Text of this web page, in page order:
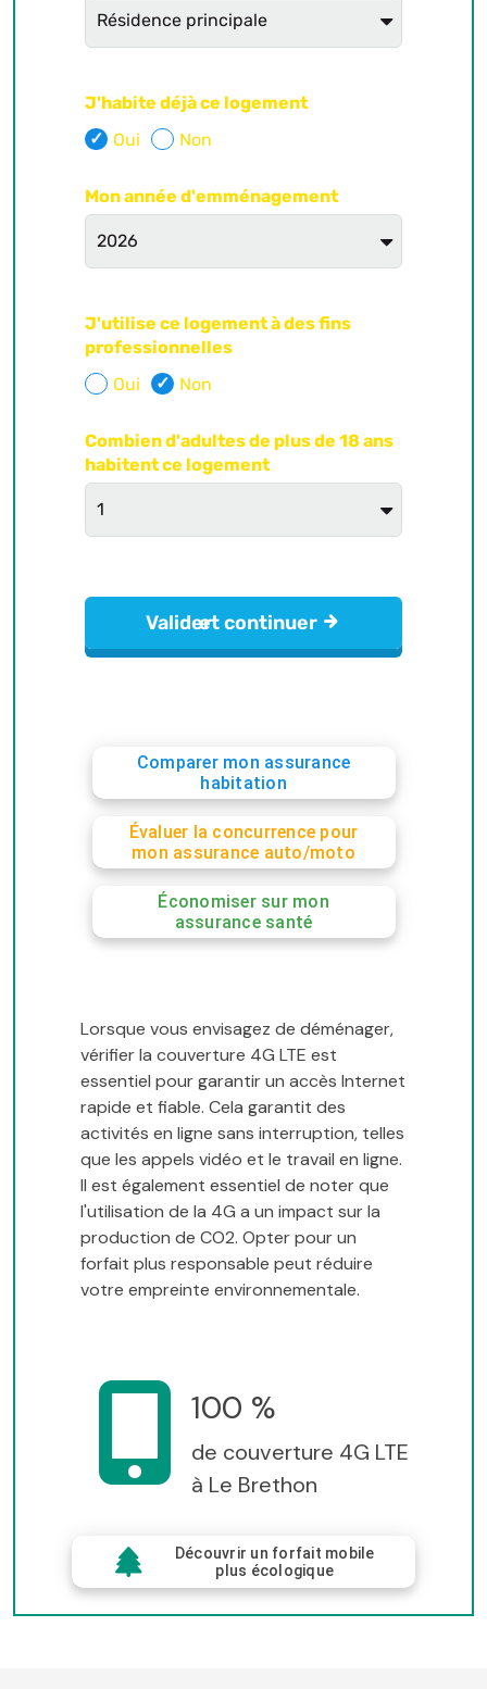
Comparer mon assurance
habitation
Évaluer la concurrence pour
mon assurance auto/moto
Économiser sur mon
assurance santé
Lorsque vous envisagez de déménager,
vérifier la couverture 4G LTE est
essentiel pour garantir un accès Internet
rapide et fiable. Cela garantit des
activités en ligne sans interruption, telles
que les appels vidéo et le travail en ligne.
Il est également essentiel de noter que
l'utilisation de la 4G a un impact sur la
production de CO2. Opter pour un
forfait plus responsable peut réduire
votre empreinte environnementale.
100 %
de couverture 4G LTE
à Le Brethon
Découvrir un forfait mobile
plus écologique